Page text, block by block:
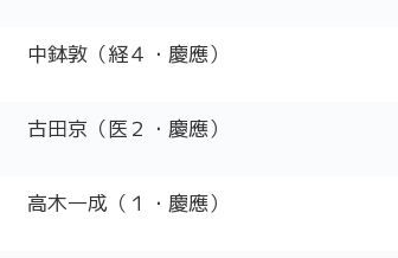
中鉢敦（経４・慶應）
古田京（医２・慶應）
高木一成（１・慶應）